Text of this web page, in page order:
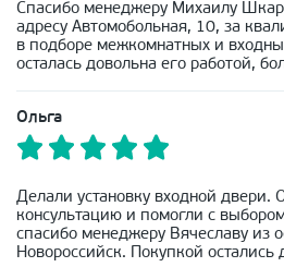
Спасибо менеджеру Михаилу
адресу Автомобольная, 10, за
в подборе межкомнатных и
осталась довольна его работой,
Ольга
Делали установку входной двери.
консультацию и помогли с
спасибо менеджеру Вячеславу из
Новороссийск. Покупкой остались